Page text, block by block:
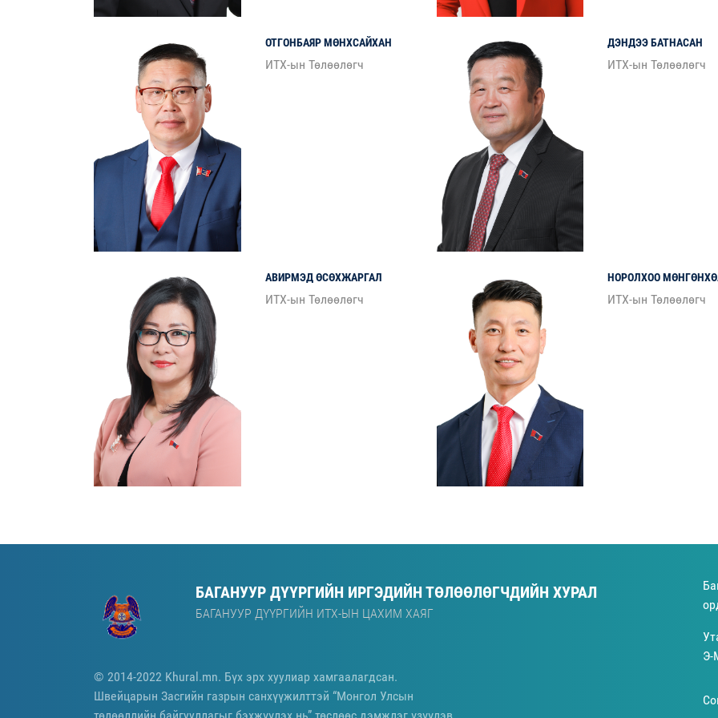
ОТГОНБАЯР МӨНХСАЙХАН
ИТХ-ын Төлөөлөгч
ДЭНДЭЭ БАТНАСАН
ИТХ-ын Төлөөлөгч
АВИРМЭД ӨСӨХЖАРГАЛ
ИТХ-ын Төлөөлөгч
НОРОЛХОО
ИТХ-ын Төлөөлөгч
БАГАНУУР ДҮҮРГИЙН ИРГЭДИЙН ТӨЛӨӨЛӨГЧДИЙН ХУРАЛ
БАГАНУУР ДҮҮРГИЙН ИТХ-ЫН ЦАХИМ ХАЯГ
© 2014-2022 Khural.mn. Бүх эрх хуулиар хамгаалагдсан.
Швейцарын Засгийн газрын санхүүжилттэй “Монгол Улсын
Э-